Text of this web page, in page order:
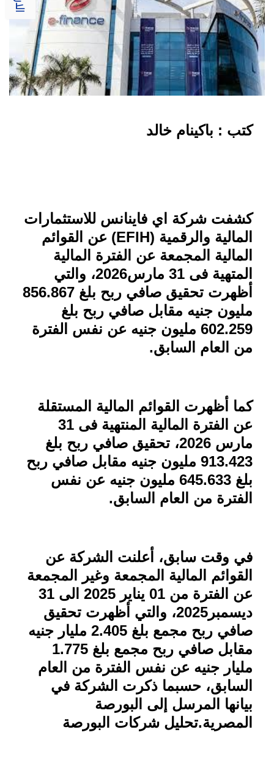
كتب : باكينام خالد
كشفت شركة اي فاينانس للاستثمارات
المالية والرقمية (EFIH) عن القوائم
المالية المجمعة عن الفترة المالية
المتهية فى 31 مارس2026، والتي
أظهرت تحقيق صافي ربح بلغ 856.867
مليون جنيه مقابل صافي ربح بلغ
602.259 مليون جنيه عن نفس الفترة
من العام السابق.
كما أظهرت القوائم المالية المستقلة
عن الفترة المالية المنتهية فى 31
مارس 2026، تحقيق صافي ربح بلغ
913.423 مليون جنيه مقابل صافي ربح
بلغ 645.633 مليون جنيه عن نفس
الفترة من العام السابق.
في وقت سابق، أعلنت الشركة عن
القوائم المالية المجمعة وغير المجمعة
عن الفترة من 01 يناير 2025 الى 31
ديسمبر2025، والتي أظهرت تحقيق
صافي ربح مجمع بلغ 2.405 مليار جنيه
مقابل صافي ربح مجمع بلغ 1.775
مليار جنيه عن نفس الفترة من العام
السابق، حسبما ذكرت الشركة في
بيانها المرسل إلى البورصة
المصرية.تحليل شركات البورصة